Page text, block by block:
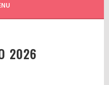
2026